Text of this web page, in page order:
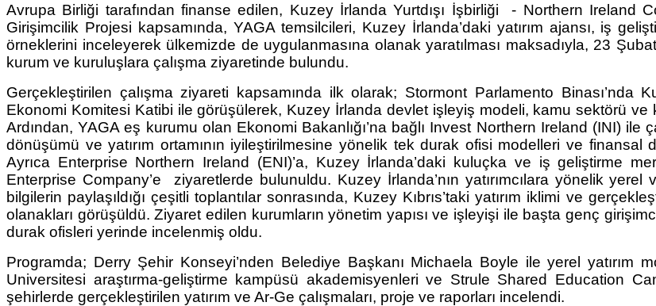
Avrupa Birliği tarafından finanse edilen, Kuzey İrlanda Yurtdışı İşbirliği - Northern Ireland
Girişimcilik Projesi kapsamında, YAGA temsilcileri, Kuzey İrlanda’daki yatırım ajansı, iş
örneklerini inceleyerek ülkemizde de uygulanmasına olanak yaratılması maksadıyla, 23
kurum ve kuruluşlara çalışma ziyaretinde bulundu.
Gerçekleştirilen çalışma ziyareti kapsamında ilk olarak; Stormont Parlamento Binası’nda
Ekonomi Komitesi Katibi ile görüşülerek, Kuzey İrlanda devlet işleyiş modeli, kamu sektörü ve
Ardından, YAGA eş kurumu olan Ekonomi Bakanlığı’na bağlı Invest Northern Ireland (INI) ile
dönüşümü ve yatırım ortamının iyileştirilmesine yönelik tek durak ofisi modelleri ve finansal
Ayrıca Enterprise Northern Ireland (ENI)’a, Kuzey İrlanda’daki kuluçka ve iş geliştirme
Enterprise Company’e ziyaretlerde bulunuldu. Kuzey İrlanda’nın yatırımcılara yönelik
bilgilerin paylaşıldığı çeşitli toplantılar sonrasında, Kuzey Kıbrıs’taki yatırım iklimi ve
olanakları görüşüldü. Ziyaret edilen kurumların yönetim yapısı ve işleyişi ile başta genç
durak ofisleri yerinde incelenmiş oldu.
Programda; Derry Şehir Konseyi’nden Belediye Başkanı Michaela Boyle ile yerel yatırım
Universitesi araştırma-geliştirme kampüsü akademisyenleri ve Strule Shared Education
şehirlerde gerçekleştirilen yatırım ve Ar-Ge çalışmaları, proje ve raporları incelendi.